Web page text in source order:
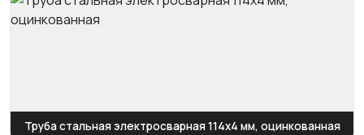
Труба стальная электросварная 114x4 мм, оцинкованная